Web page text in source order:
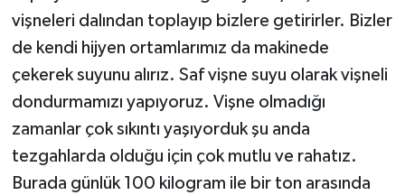
vişneleri dalından toplayıp bizlere getirirler. Bizler
de kendi hijyen ortamlarımız da makinede
çekerek suyunu alırız. Saf vişne suyu olarak vişneli
dondurmamızı yapıyoruz. Vişne olmadığı
zamanlar çok sıkıntı yaşıyorduk şu anda
tezgahlarda olduğu için çok mutlu ve rahatız.
Burada günlük 100 kilogram ile bir ton arasında